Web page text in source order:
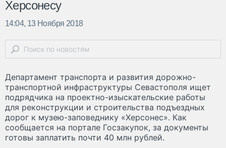
Херсонесу
14:04, 13 Ноября 2018
Департамент транспорта и развития дорожно-
транспортной инфраструктуры Севастополя ищет
подрядчика на проектно-изыскательские работы
для реконструкции и строительства подъездных
дорог к музею-заповеднику «Херсонес». Как
сообщается на портале Госзакупок, за документы
готовы заплатить почти 40 млн рублей.